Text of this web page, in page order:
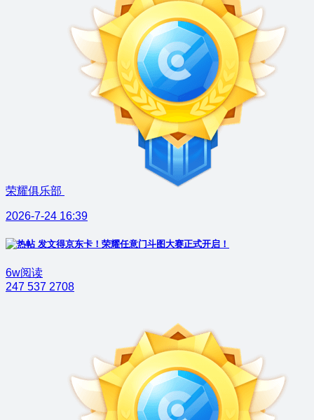
荣耀俱乐部
2026-7-24 16:39
发文得京东卡！荣耀任意门斗图大赛正式开启！
6w阅读
247 537 2708